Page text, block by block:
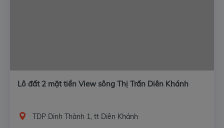
Lô đất 2 mặt tiền View sông Thị Trấn Diên Khánh
TDP Dinh Thành 1, tt Diên Khánh